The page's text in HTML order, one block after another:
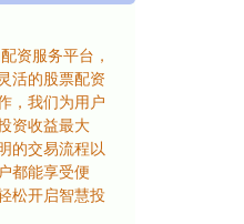
资服务平台，
活的股票配资
，我们为用户
资收益最大
的交易流程以
都能享受便
松开启智慧投